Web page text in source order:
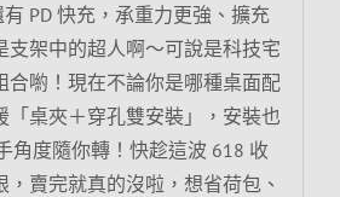
有 PD 快充，承重力更強、擴充
支架中的超人啊～可說是科技宅
合喲！現在不論你是哪種桌面配
「桌夾＋穿孔雙安裝」，安裝也
角度隨你轉！快趁這波 618 收
，賣完就真的沒啦，想省荷包、